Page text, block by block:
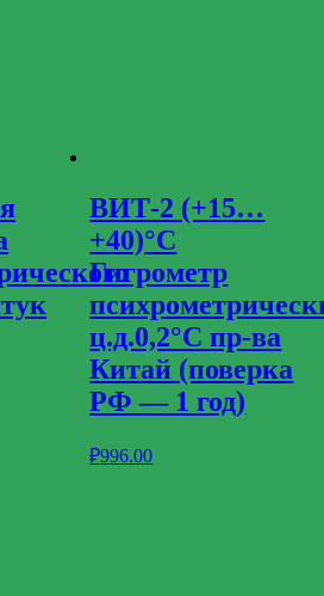
ВИТ-2 (+15…
+40)°С
Гигрометр
ц.д.0,2°С пр-ва
Китай (поверка
РФ — 1 год)
₽996.00